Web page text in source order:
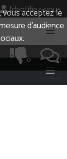
vous acceptez le
d’audience
Identifiez-vous
1
0